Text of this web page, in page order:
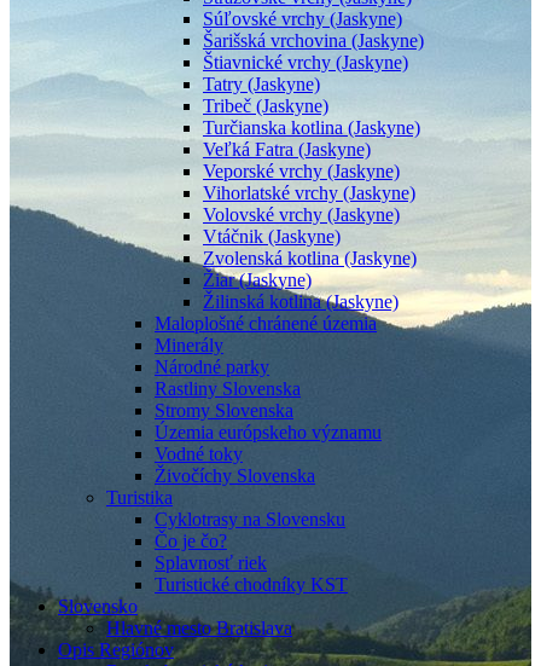
Súľovské vrchy (Jaskyne)
Šarišská vrchovina (Jaskyne)
Štiavnické vrchy (Jaskyne)
Tatry (Jaskyne)
Tribeč (Jaskyne)
Turčianska kotlina (Jaskyne)
Veľká Fatra (Jaskyne)
Veporské vrchy (Jaskyne)
Vihorlatské vrchy (Jaskyne)
Volovské vrchy (Jaskyne)
Vtáčnik (Jaskyne)
Zvolenská kotlina (Jaskyne)
Žiar (Jaskyne)
Žilinská kotlina (Jaskyne)
Maloplošné chránené územia
Minerály
Národné parky
Rastliny Slovenska
Stromy Slovenska
Územia európskeho významu
Vodné toky
Živočíchy Slovenska
Turistika
Cyklotrasy na Slovensku
Čo je čo?
Splavnosť riek
Turistické chodníky KST
Slovensko
Hlavné mesto Bratislava
Opis Regiónov